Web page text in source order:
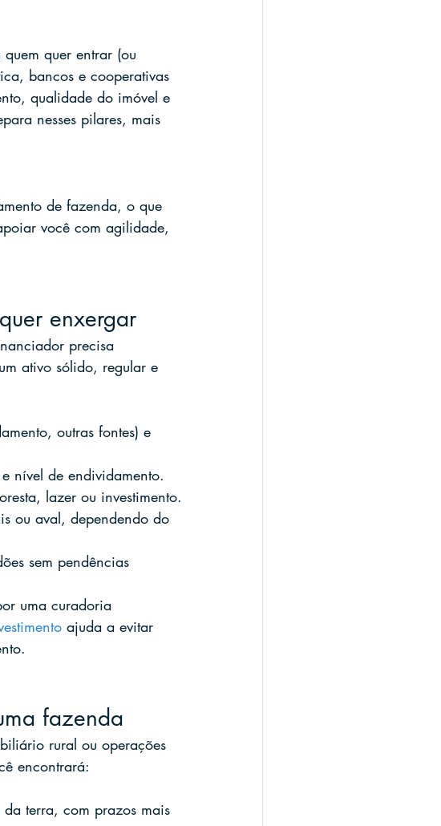
quer entrar (ou
bancos e cooperativas
qualidade do imóvel e
nesses pilares, mais
de fazenda, o que
você com agilidade,
enxergar
precisa
ativo sólido, regular e
outras fontes) e
nível de endividamento.
lazer ou investimento.
ou aval, dependendo do
sem pendências
uma curadoria
ajuda a evitar
fazenda
rural ou operações
encontrará:
terra, com prazos mais